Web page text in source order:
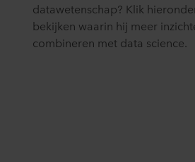
datawetenschap? Klik
bekijken waarin hij meer
combineren met data science.